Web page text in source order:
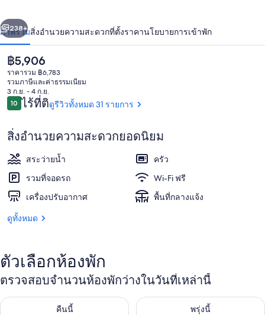
บริเวณภายนอก
า
ถัดไป
238+
ภาพรวมสิ่งอำนวยความสะดวกที่ตั้งราคานโยบายการเข้าพัก
ราคา
ปัจจุบัน
฿5,906
฿5,906
ราคารวม ฿6,783
รวมภาษีและค่าธรรมเนียม
3 ก.ย. - 4 ก.ย.
รีวิว
1010 จาก 10
ไร้ที่ติดูรีวิวทั้งหมด 31 รายการ
สิ่งอำนวยความสะดวกยอดนิยม
สระว่ายน้ำ
ครัว
รวมที่จอดรถ
Wi-Fi ฟรี
เครื่องปรับอากาศ
พื้นที่กลางแจ้ง
ดูทั้งหมด
ตัวเลือกห้องพัก
ตรวจสอบจำนวนห้องพักว่างในวันที่เหล่านี้
คืนนี้
ตรวจสอบจำนวนห้องพักว่างในคืนนี้ ส.ค. 10 - ส.ค. 11
พรุ่งนี้
ตรวจสอบจำนวนห้องพักว่างในพ